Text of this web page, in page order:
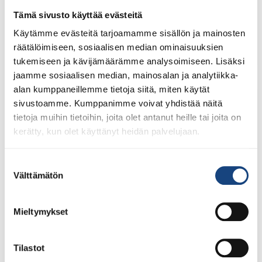
Tämä sivusto käyttää evästeitä
Käytämme evästeitä tarjoamamme sisällön ja mainosten
räätälöimiseen, sosiaalisen median ominaisuuksien
tukemiseen ja kävijämäärämme analysoimiseen. Lisäksi
jaamme sosiaalisen median, mainosalan ja analytiikka-
alan kumppaneillemme tietoja siitä, miten käytät
sivustoamme. Kumppanimme voivat yhdistää näitä
tietoja muihin tietoihin, joita olet antanut heille tai joita on
kerätty, kun olet käyttänyt heidän palvelujaan.
valinta
Välttämätön
Mieltymykset
Tilastot
lisenssit eivät siis [...]
LUE LISÄÄ